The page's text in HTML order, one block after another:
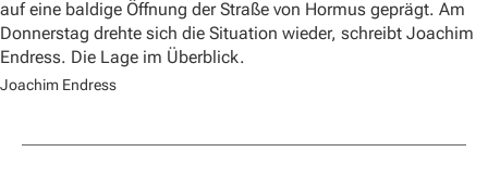
auf eine baldige Öffnung der Straße von Hormus geprägt. Am
Donnerstag drehte sich die Situation wieder, schreibt Joachim
Endress. Die Lage im Überblick.
Joachim Endress